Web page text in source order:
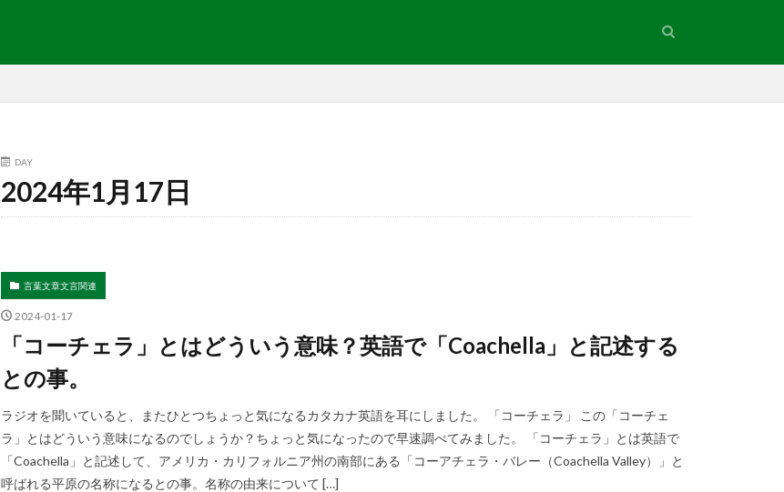
DAY
2024年1月17日
言葉文章文言関連
2024-01-17
「コーチェラ」とはどういう意味？英語で「Coachella」と記述する
との事。
ラジオを聞いていると、またひとつちょっと気になるカタカナ英語を耳にしました。 「コーチェラ」 この「コーチェ
ラ」とはどういう意味になるのでしょうか？ちょっと気になったので早速調べてみました。 「コーチェラ」とは英語で
「Coachella」と記述して、アメリカ・カリフォルニア州の南部にある「コーアチェラ・バレー（Coachella Valley）」と
呼ばれる平原の名称になるとの事。名称の由来について […]